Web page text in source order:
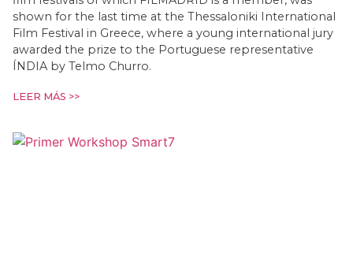
shown for the last time at the Thessaloniki International
Film Festival in Greece, where a young international jury
awarded the prize to the Portuguese representative
ÍNDIA by Telmo Churro.
LEER MÁS >>